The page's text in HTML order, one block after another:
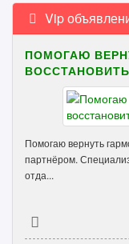
Vip
ПОМОГАЮ
Помогаю вернуть
партнёром.
отда...